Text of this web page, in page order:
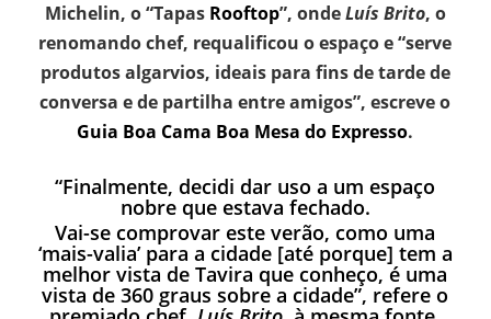
Michelin, o “Tapas Rooftop”, ondeLuís Brito, o
renomando chef, requalificou o espaço e “serve
produtos algarvios, ideais para fins de tarde de
conversa e de partilha entre amigos”, escreve o
Guia Boa Cama Boa Mesa do Expresso.
“Finalmente, decidi dar uso a um espaço
nobre que estava fechado.
Vai-se comprovar este verão, como uma
‘mais-valia’ para a cidade [até porque] tem a
melhor vista de Tavira que conheço, é uma
vista de 360 graus sobre a cidade”, refere o